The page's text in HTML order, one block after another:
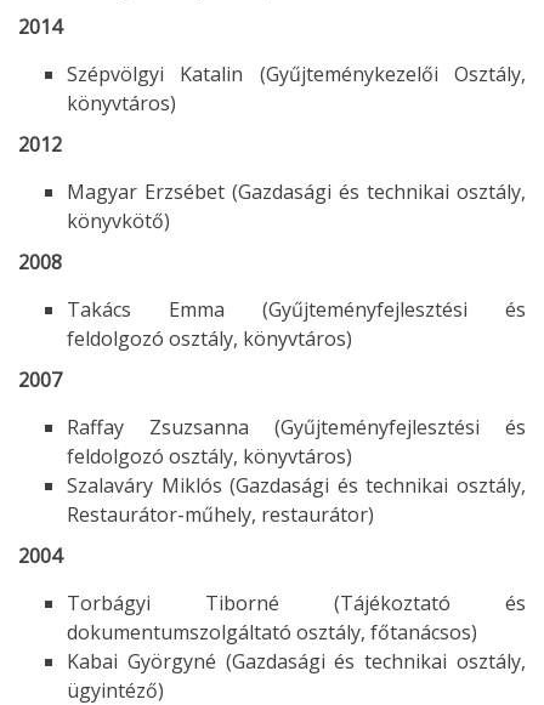
2014
Szépvölgyi Katalin (Gyűjteménykezelői Osztály,
könyvtáros)
2012
Magyar Erzsébet (Gazdasági és technikai osztály,
könyvkötő)
2008
Takács Emma (Gyűjteményfejlesztési és
feldolgozó osztály, könyvtáros)
2007
Raffay Zsuzsanna (Gyűjteményfejlesztési és
feldolgozó osztály, könyvtáros)
Szalaváry Miklós (Gazdasági és technikai osztály,
Restaurátor-műhely, restaurátor)
2004
Torbágyi Tiborné (Tájékoztató és
dokumentumszolgáltató osztály, főtanácsos)
Kabai Györgyné (Gazdasági és technikai osztály,
ügyintéző)